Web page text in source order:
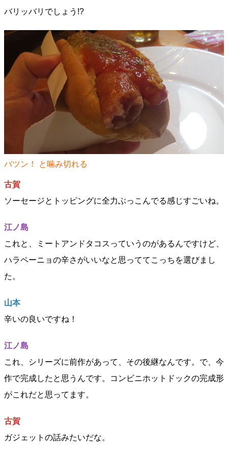
バリッバリでしょう!?
バツン！ と噛み切れる
古賀
ソーセージとトッピングに全力ぶっこんでる感じすごいね。
江ノ島
これと、ミートアンドタコスっていうのがあるんですけど、
ハラペーニョの辛さがいいなと思っててこっちを選びまし
た。
山本
辛いの良いですね！
江ノ島
これ、シリーズに前作があって、その後継なんです。で、今
作で完成したと思うんです。コンビニホットドックの完成形
がこれだと思ってます。
古賀
ガジェットの話みたいだな。